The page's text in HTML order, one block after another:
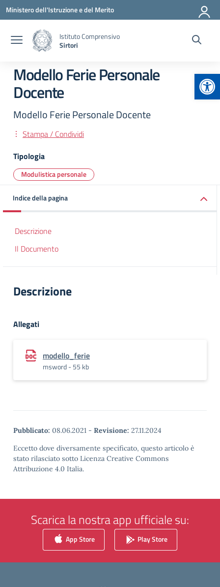
Vai ai contenuti
Vai al menu di navigazione
Vai al footer
Ministero dell'Istruzione e del Merito
Istituto Comprensivo
Sirtori
Modello Ferie Personale
Docente
Modello Ferie Personale Docente
Stampa / Condividi
Tipologia
Modulistica personale
Indice della pagina
Descrizione
Il Documento
Descrizione
Allegati
modello_ferie
msword - 55 kb
Pubblicato: 08.06.2021 - Revisione: 27.11.2024
Eccetto dove diversamente specificato, questo articolo è
stato rilasciato sotto Licenza Creative Commons
Attribuzione 4.0 Italia.
Scarica la nostra app ufficiale su:
App Store Play Store